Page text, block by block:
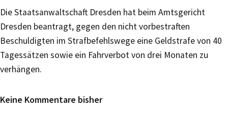
Die Staatsanwaltschaft Dresden hat beim Amtsgericht
Dresden beantragt, gegen den nicht vorbestraften
Beschuldigten im Strafbefehlswege eine Geldstrafe von 40
Tagessätzen sowie ein Fahrverbot von drei Monaten zu
verhängen.
Keine Kommentare bisher